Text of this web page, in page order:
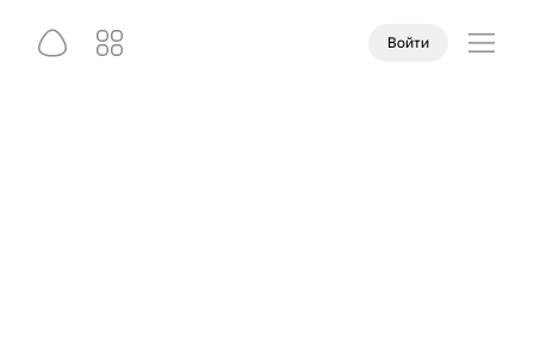
Войти